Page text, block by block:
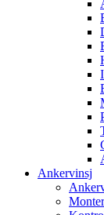
Ankervinsj